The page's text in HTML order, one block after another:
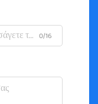
0/16